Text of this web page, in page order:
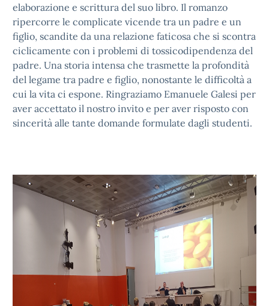
elaborazione e scrittura del suo libro. Il romanzo
ripercorre le complicate vicende tra un padre e un
figlio, scandite da una relazione faticosa che si scontra
ciclicamente con i problemi di tossicodipendenza del
padre. Una storia intensa che trasmette la profondità
del legame tra padre e figlio, nonostante le difficoltà a
cui la vita ci espone. Ringraziamo Emanuele Galesi per
aver accettato il nostro invito e per aver risposto con
sincerità alle tante domande formulate dagli studenti.